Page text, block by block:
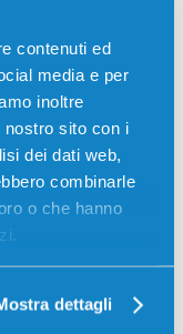
contenuti ed
media e per
inoltre
sito con i
dei dati web,
combinarle
o che hanno
dettagli
GIALLO